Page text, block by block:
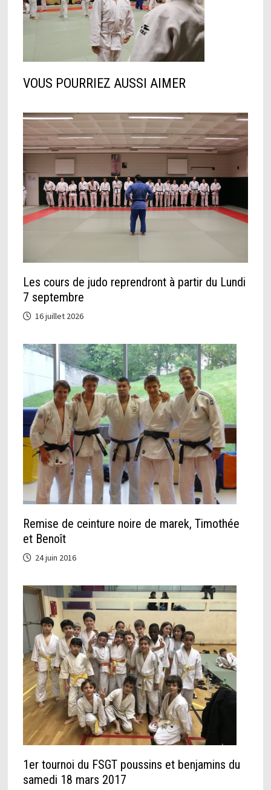
VOUS POURRIEZ AUSSI AIMER
Les cours de judo reprendront à partir du Lundi
7 septembre
16 juillet 2026
Remise de ceinture noire de marek, Timothée
et Benoît
24 juin 2016
1er tournoi du FSGT poussins et benjamins du
samedi 18 mars 2017